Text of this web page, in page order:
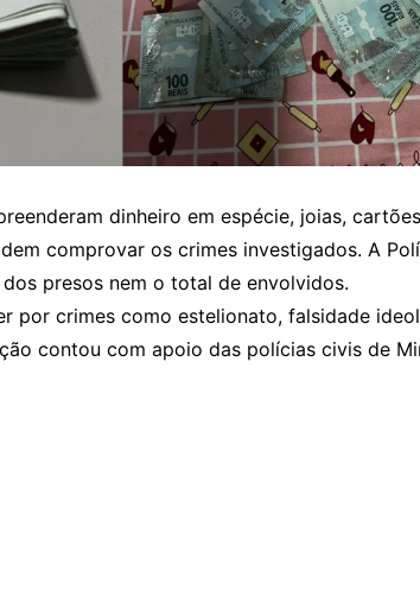
dinheiro em espécie, joias,
comprovar os crimes investigados. A
presos nem o total de envolvidos.
por crimes como estelionato, falsidade
contou com apoio das polícias civis de